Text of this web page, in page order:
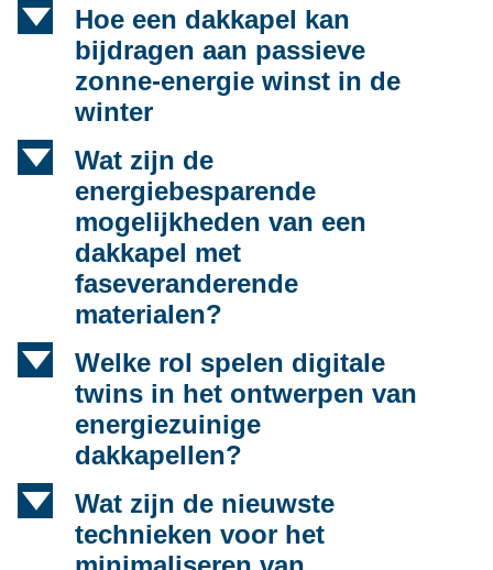
d
Hoe een dakkapel kan
bijdragen aan passieve
zonne-energie winst in de
winter
d
Wat zijn de
energiebesparende
mogelijkheden van een
dakkapel met
faseveranderende
materialen?
d
Welke rol spelen digitale
twins in het ontwerpen van
energiezuinige
dakkapellen?
d
Wat zijn de nieuwste
technieken voor het